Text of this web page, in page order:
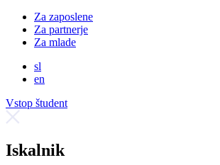
Za zaposlene
Za partnerje
Za mlade
sl
en
Vstop študent
Iskalnik